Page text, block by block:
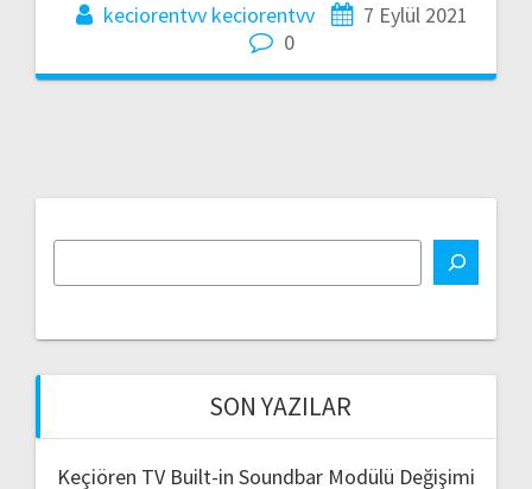
keciorentvv keciorentvv
7 Eylül 2021
0
SON YAZILAR
Keçiören TV Built-in Soundbar Modülü Değişimi